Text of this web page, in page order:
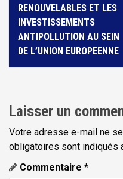
o
n
d
e
RENOUVELABLES ET LES
INVESTISSEMENTS
ANTIPOLLUTION AU SEIN
DE L’UNION EUROPEENNE
Laisser un
Votre adresse e-mail ne
obligatoires sont indiqués
Commentaire *